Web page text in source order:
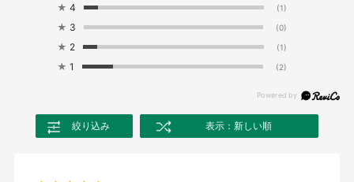
★ 4 (1)
★ 3 (0)
★ 2 (1)
★ 1 (2)
絞り込み 表示：新しい順